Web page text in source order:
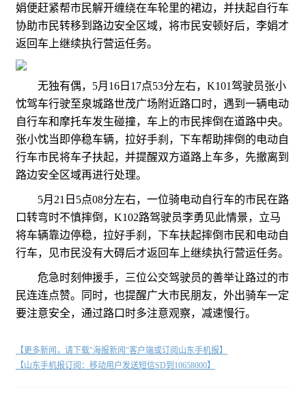
娟便赶紧帮市民解开缠绕在车轮里的裙边，并扶起自行车
协助市民转移到路边安全区域，将市民安顿好后，李娟才
返回车上继续执行营运任务。
无独有偶，5月16日17点53分左右，K101驾驶员张小
忱驾车行驶至泉城路世茂广场附近路口时，遇到一辆电动
自行车和摩托车发生碰撞，车上的市民摔倒在道路中央。
张小忱当即停稳车辆，拉好手刹，下车帮助摔倒的电动自
行车市民将车子扶起，并提醒双方道路上车多，先撤离到
路边安全区域再进行处理。
5月21日5点08分左右，一位骑电动自行车的市民在路
口转弯时不慎摔倒，K102路驾驶员李勇见此情景，立马
将车辆靠边停稳，拉好手刹，下车扶起摔倒市民和电动自
行车，见市民没有大碍后才返回车上继续执行营运任务。
危急时刻伸援手，三位公交驾驶员的善举让路过的市
民连连点赞。同时，也提醒广大市民朋友，外出骑车一定
要注意安全，通过路口时多注意观察，减速慢行。
【更多新闻，请下载"海报新闻"客户端或订阅山东手机报】
【山东手机报订阅：移动用户发送短信SD到10658000】